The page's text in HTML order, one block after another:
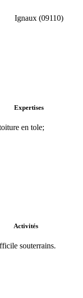
Ignaux (09110)
Expertises
en tole;
Activités
souterrains.